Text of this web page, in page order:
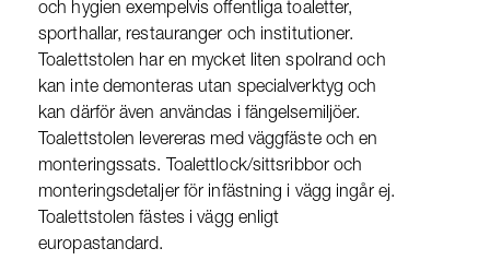
och hygien exempelvis offentliga toaletter,
sporthallar, restauranger och institutioner.
Toalettstolen har en mycket liten spolrand och
kan inte demonteras utan specialverktyg och
kan därför även användas i fängelsemiljöer.
Toalettstolen levereras med väggfäste och en
monteringssats. Toalettlock/sittsribbor och
monteringsdetaljer för infästning i vägg ingår ej.
Toalettstolen fästes i vägg enligt
europastandard.